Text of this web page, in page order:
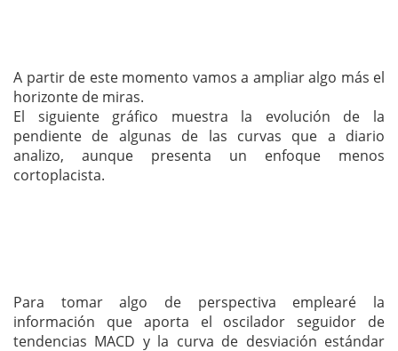
A partir de este momento vamos a ampliar algo más el
horizonte de miras.
El siguiente gráfico muestra la evolución de la
pendiente de algunas de las curvas que a diario
analizo, aunque presenta un enfoque menos
cortoplacista.
Para tomar algo de perspectiva emplearé la
información que aporta el oscilador seguidor de
tendencias MACD y la curva de desviación estándar